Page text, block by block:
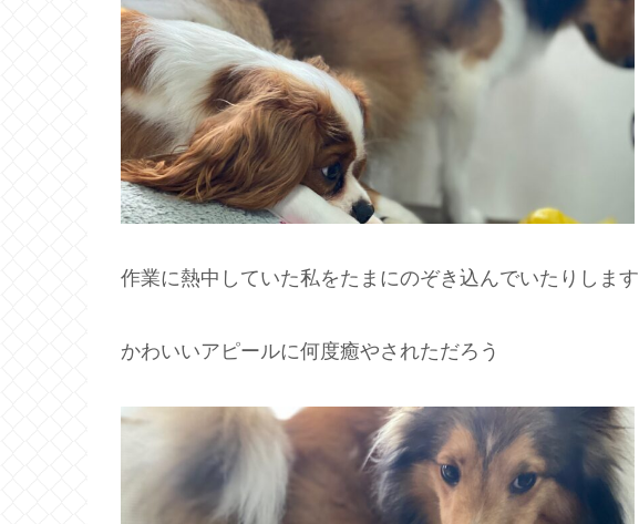
作業に熱中していた私をたまにのぞき込んでいたりします
かわいいアピールに何度癒やされただろう